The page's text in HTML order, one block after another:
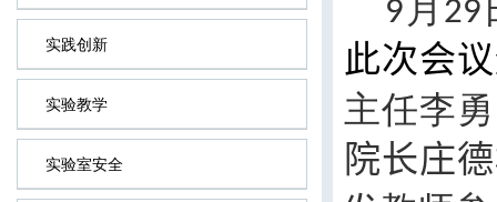
实践创新
实验教学
实验室安全
9 月 29
此次会议
主任李
院长庄